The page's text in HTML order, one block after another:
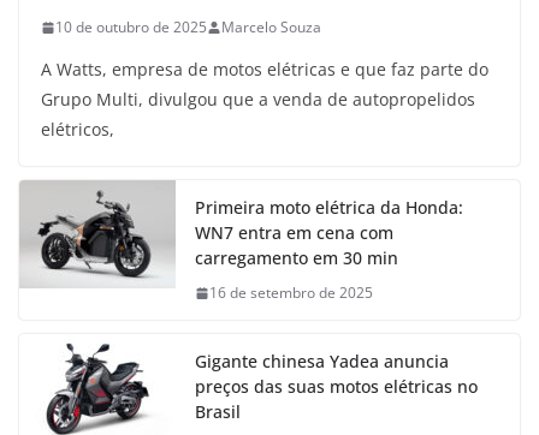
10 de outubro de 2025 Marcelo Souza
A Watts, empresa de motos elétricas e que faz parte do
Grupo Multi, divulgou que a venda de autopropelidos
elétricos,
Primeira moto elétrica da Honda:
WN7 entra em cena com
carregamento em 30 min
16 de setembro de 2025
Gigante chinesa Yadea anuncia
preços das suas motos elétricas no
Brasil